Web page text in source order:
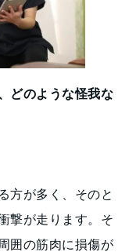
どのような怪我な
方が多く、そのと
撃が走ります。そ
囲の筋肉に損傷が